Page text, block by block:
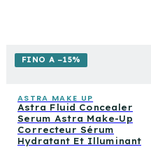
FINO A −15%
ASTRA MAKE UP
Astra Fluid Concealer
Serum Astra Make-Up
Correcteur Sérum
Hydratant Et Illuminant